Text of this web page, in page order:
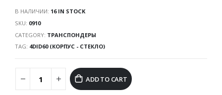
В НАЛИЧИИ: 16 IN STOCK
SKU: 0910
CATEGORY: ТРАНСПОНДЕРЫ
TAG: 4DID60 (КОРПУС - СТЕКЛО)
ADD TO CART